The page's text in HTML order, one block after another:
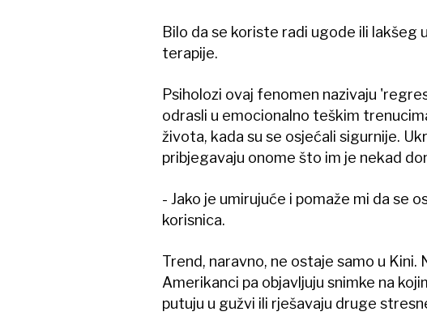
Bilo da se koriste radi ugode ili lakšeg
terapije.
Psiholozi ovaj fenomen nazivaju
odrasli u emocionalno teškim
života, kada su se osjećali sigurnije.
pribjegavaju onome što im je nekad
- Jako je umirujuće i pomaže mi da se
korisnica.
Trend, naravno, ne ostaje samo u Kini.
Amerikanci pa objavljuju snimke na
putuju u gužvi ili rješavaju druge